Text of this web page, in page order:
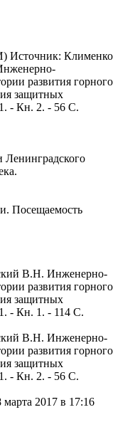
Источник: Клименко
развития горного
защитных
- Кн. 2. - 56 С.
Ленинградского
Посещаемость
В.Н. Инженерно-
развития горного
защитных
- Кн. 1. - 114 С.
В.Н. Инженерно-
развития горного
защитных
- Кн. 2. - 56 С.
2017 в 17:16